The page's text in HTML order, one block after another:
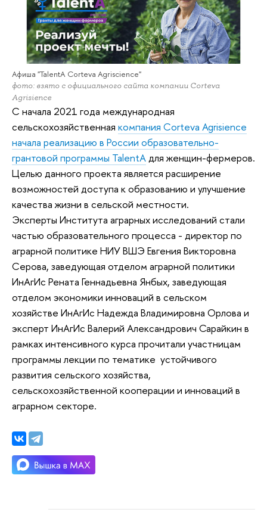
Афиша "TalentA Corteva Agriscience"
фото: взято с официального сайта компании Corteva
Agrisience
С начала 2021 года международная
сельскохозяйственная компания Corteva Agrisience
начала реализацию в России образовательно-
грантовой программы TalentAдля женщин-фермеров.
Целью данного проекта является расширение
возможностей доступа к образованию и улучшение
качества жизни в сельской местности.
Эксперты Института аграрных исследований стали
частью образовательного процесса - директор по
аграрной политике НИУ ВШЭ Евгения Викторовна
Серова, заведующая отделом аграрной политики
ИнАгИс Рената Геннадьевна Янбых, заведующая
отделом экономики инноваций в сельском
хозяйстве ИнАгИс Надежда Владимировна Орлова и
эксперт ИнАгИс Валерий Александрович Сарайкин в
рамках интенсивного курса прочитали участницам
программы лекции по тематике устойчивого
развития сельского хозяйства,
сельскохозяйственной кооперации и инноваций в
аграрном секторе.